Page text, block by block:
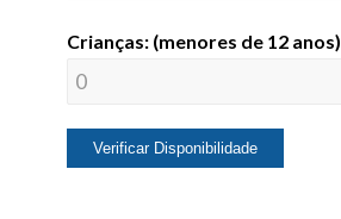
Crianças: (menores de 12 anos)